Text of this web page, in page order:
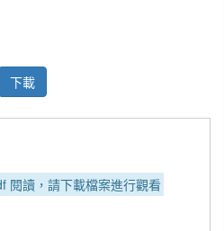
下載
閱讀，請下載檔案進行觀看